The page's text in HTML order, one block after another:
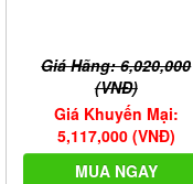
Giá Hãng: 6,020,000
(VNĐ)
Giá Khuyến Mại:
5,117,000 (VNĐ)
MUA NGAY